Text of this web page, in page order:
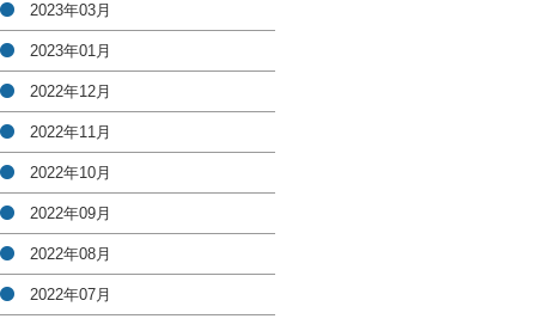
2023年03月
2023年01月
2022年12月
2022年11月
2022年10月
2022年09月
2022年08月
2022年07月